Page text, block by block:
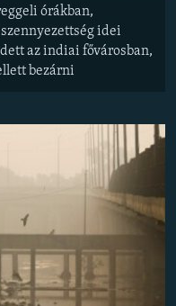
órákban,
idei
az indiai fővárosban,
bezárni